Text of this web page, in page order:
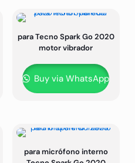
para Tecno Spark Go 2020
motor vibrador
Buy via WhatsApp
para micrófono interno